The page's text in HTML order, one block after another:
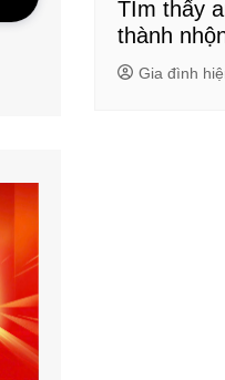
TÌm thấy
thành
Gia đình